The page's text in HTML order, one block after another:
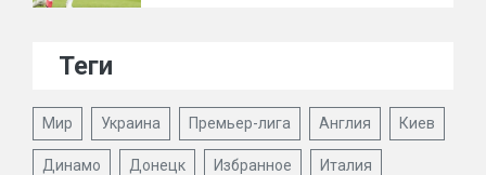
Теги
Мир Украина Премьер-лига Англия Киев
Динамо Донецк Избранное Италия